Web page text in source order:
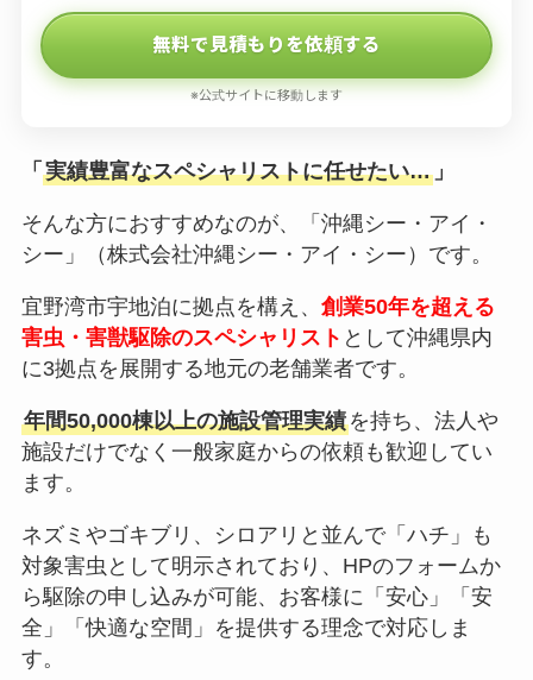
無料で見積もりを依頼する
※公式サイトに移動します
「 実績豊富なスペシャリストに任せたい…」
そんな方におすすめなのが、「沖縄シー・アイ・
シー」（株式会社沖縄シー・アイ・シー）です。
宜野湾市宇地泊に拠点を構え、 創業50年を超える
害虫・害獣駆除のスペシャリスト として沖縄県内
に3拠点を展開する地元の老舗業者です。
年間50,000棟以上の施設管理実績を持ち、法人や
施設だけでなく一般家庭からの依頼も歓迎してい
ます。
ネズミやゴキブリ、シロアリと並んで「ハチ」も
対象害虫として明示されており、HPのフォームか
ら駆除の申し込みが可能、お客様に「安心」「安
全」「快適な空間」を提供する理念で対応しま
す。